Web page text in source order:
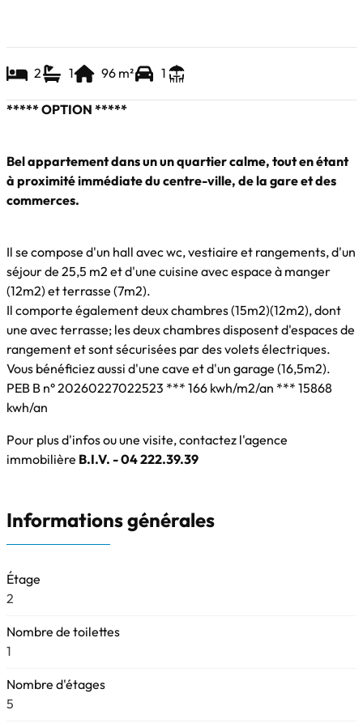
2 1 96m² 1
***** OPTION *****
Bel appartement dans un un quartier calme, tout en étant
à proximité immédiate du centre-ville, de la gare et des
commerces.
Il se compose d'un hall avec wc, vestiaire et rangements, d'un
séjour de 25,5 m2 et d'une cuisine avec espace à manger
(12m2) et terrasse (7m2).
Il comporte également deux chambres (15m2)(12m2), dont
une avec terrasse; les deux chambres disposent d'espaces de
rangement et sont sécurisées par des volets électriques.
Vous bénéficiez aussi d'une cave et d'un garage (16,5m2).
PEB B n° 20260227022523 *** 166 kwh/m2/an *** 15868
kwh/an
Pour plus d'infos ou une visite, contactez l'agence
immobilière B.I.V. - 04 222.39.39
Informations générales
Étage
2
Nombre de toilettes
1
Nombre d'étages
5